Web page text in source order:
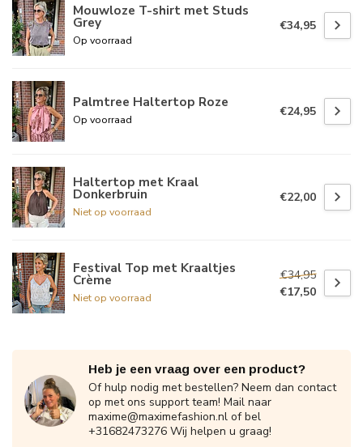
Mouwloze T-shirt met Studs
Grey
Op voorraad
€34,95
Palmtree Haltertop Roze
Op voorraad
€24,95
Haltertop met Kraal
Donkerbruin
Niet op voorraad
€22,00
Festival Top met Kraaltjes
Crème
Niet op voorraad
€34,95
€17,50
Heb je een vraag over een product?
Of hulp nodig met bestellen? Neem dan contact
op met ons support team! Mail naar
maxime@maximefashion.nl of bel
+31682473276 Wij helpen u graag!